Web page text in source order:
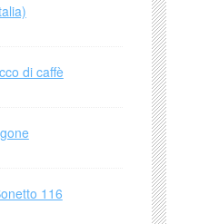
di caffè
116